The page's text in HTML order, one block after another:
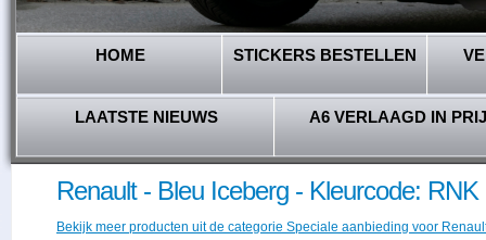
HOME STICKERS BESTELLEN
LAATSTE NIEUWS A6 VERLAAGD IN
Renault - Bleu Iceberg - Kleurcode: RNK
Bekijk meer producten uit de categorie Speciale aanbieding voor